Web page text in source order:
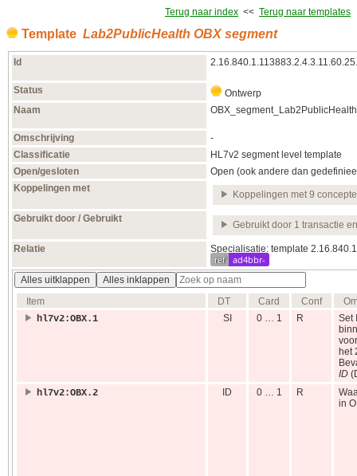
Terug naar index << Terug naar templates
Template Lab2PublicHealth OBX segment
Id
Status
Ontwerp
Naam
OBX_segment_Lab2PublicHealth
Omschrijving
-
Classificatie
HL7v2 segment level template
Open/gesloten
Open (ook andere dan
Koppelingen met
Koppelingen met 9
Gebruikt door / Gebruikt
Gebruikt door 1 transactie
Relatie Specialisatie: template
ref ad4bbr-
Alles uitklappen
Alles inklappen
Item
DT Card Conf
hl7v2:OBX.1
SI 0 … 1 R
Set
het
ID
hl7v2:OBX.2
ID 0 … 1 R
in